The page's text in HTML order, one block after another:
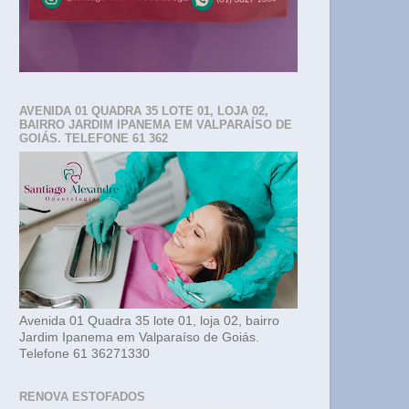
AVENIDA 01 QUADRA 35 LOTE 01, LOJA 02,
BAIRRO JARDIM IPANEMA EM VALPARAÍSO DE
GOIÁS. TELEFONE 61 362
Avenida 01 Quadra 35 lote 01, loja 02, bairro
Jardim Ipanema em Valparaíso de Goiás.
Telefone 61 36271330
RENOVA ESTOFADOS